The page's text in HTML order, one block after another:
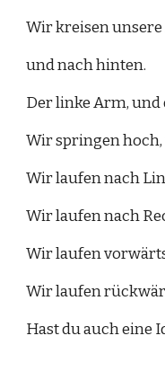
Wir kreisen
und nach hinten.
Der linke Arm,
Wir springen
Wir laufen nach
Wir laufen nach
Wir laufen
Wir laufen
Hast du auch eine